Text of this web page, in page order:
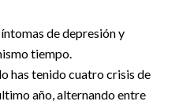
de depresión y
tiempo.
has tenido cuatro crisis de
año, alternando entre